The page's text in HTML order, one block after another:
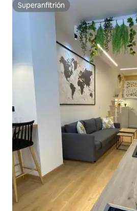
Superanfitrión
Superanfitrión